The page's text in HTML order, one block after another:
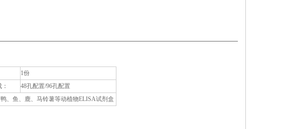
1份
48孔配置/96孔配置
、鱼、鹿、马铃薯等动植物ELISA试剂盒